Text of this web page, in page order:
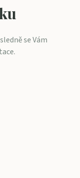
se Vám